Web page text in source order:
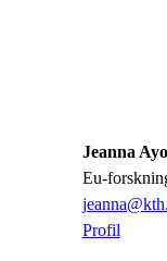
Jeanna
eu-
Profil